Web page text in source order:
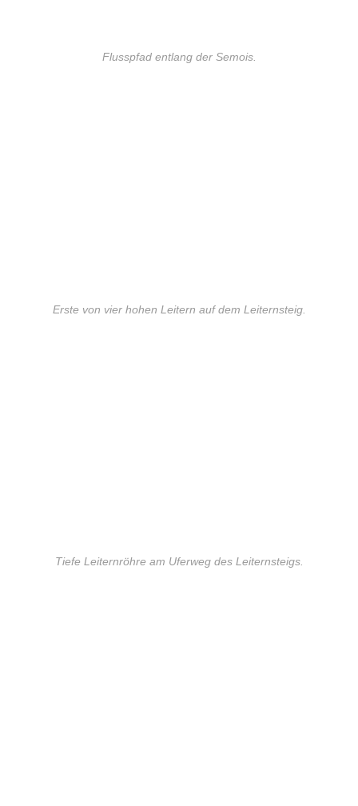
Flusspfad entlang der Semois.
Erste von vier hohen Leitern auf dem Leiternsteig.
Tiefe Leiternröhre am Uferweg des Leiternsteigs.